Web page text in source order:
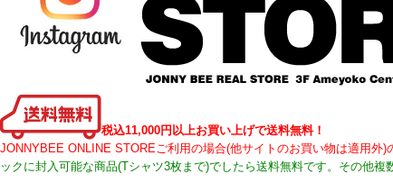
税込11,000円以上お買い上げで送料無料！
JONNYBEE ONLINE STOREご利用の場合(他サイトのお買い物は適用
ックに封入可能な商品(Tシャツ3枚まで)でしたら送料無料です。その他複